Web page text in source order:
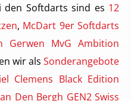
den Softdarts sind es 12
, McDart 9er Softdarts
Gerwen MvG Ambition
wir als Sonderangebote
Clemens Black Edition
Den Bergh GEN2 Swiss